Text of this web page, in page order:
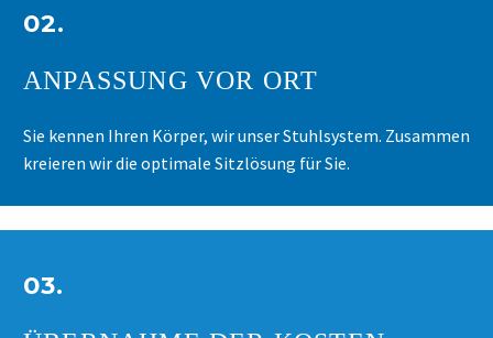
02.
ANPASSUNG VOR ORT
Sie kennen Ihren Körper, wir unser Stuhlsystem. Zusammen
kreieren wir die optimale Sitzlösung für Sie.
03.